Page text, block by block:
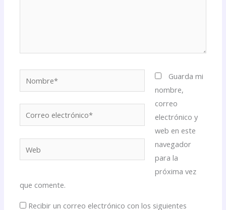
electrónico*
Guarda mi
nombre,
correo
electrónico y
web en este
navegador
para la
próxima vez
que comente.
Recibir un correo electrónico con los siguientes